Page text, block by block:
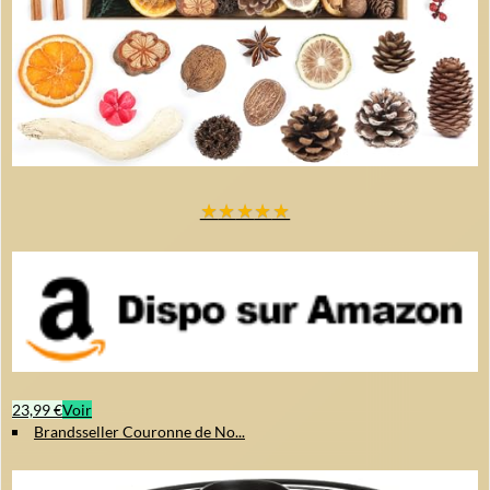
intégrer dans tous les styles d'intérieur.Cette couronne est le choix
parfait pour un Noël réussi et chaleureux.
★★★★★
23,99 €Voir
Brandsseller Couronne de No...